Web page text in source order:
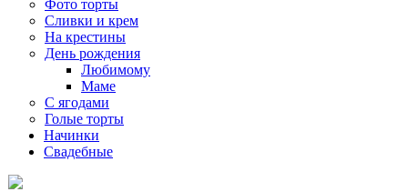
Фото торты
Сливки и крем
На крестины
День рождения
Любимому
Маме
С ягодами
Голые торты
Начинки
Свадебные